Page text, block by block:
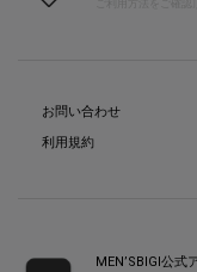
お問い合わせ
利用規約
MEN’SBIGI公式